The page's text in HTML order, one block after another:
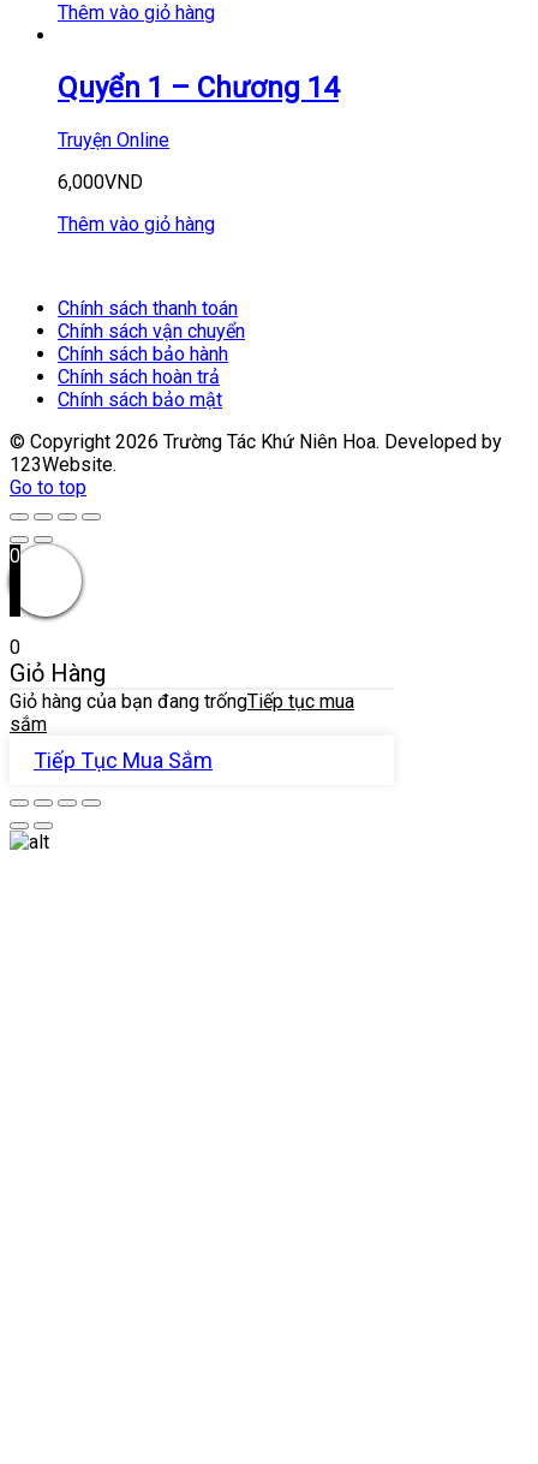
Thêm vào giỏ hàng
Quyển 1 – Chương 14
Truyện Online
6,000VND
Thêm vào giỏ hàng
Chính sách thanh toán
Chính sách vận chuyển
Chính sách bảo hành
Chính sách hoàn trả
Chính sách bảo mật
© Copyright 2026 Trường Tác Khứ Niên Hoa. Developed by
123Website.
Go to top
0
0
Giỏ Hàng
Giỏ hàng của bạn đang trốngTiếp tục mua
sắm
Tiếp Tục Mua Sắm